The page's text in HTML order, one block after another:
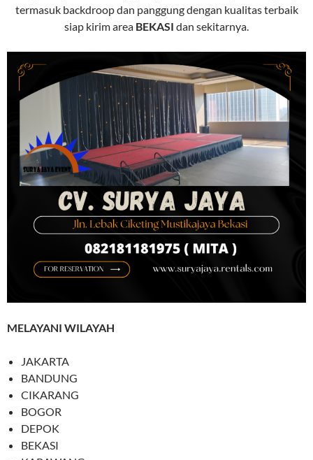
termasuk backdroop dan panggung dengan kualitas terbaik
siap kirim area BEKASI dan sekitarnya.
MELAYANI WILAYAH
JAKARTA
BANDUNG
CIKARANG
BOGOR
DEPOK
BEKASI